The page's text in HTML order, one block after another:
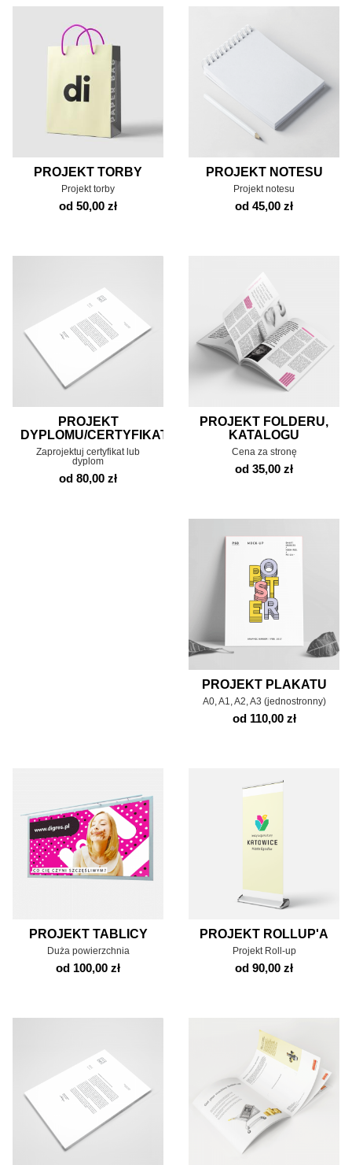
PROJEKT TORBY
Projekt torby
od 50,00 zł
PROJEKT NOTESU
Projekt notesu
od 45,00 zł
PROJEKT
DYPLOMU/CERTYFIKATU
Zaprojektuj certyfikat lub
dyplom
od 80,00 zł
PROJEKT FOLDERU,
KATALOGU
Cena za stronę
od 35,00 zł
PROJEKT PLAKATU
A0, A1, A2, A3 (jednostronny)
od 110,00 zł
PROJEKT TABLICY
Duża powierzchnia
od 100,00 zł
PROJEKT ROLLUP'A
Projekt Roll-up
od 90,00 zł